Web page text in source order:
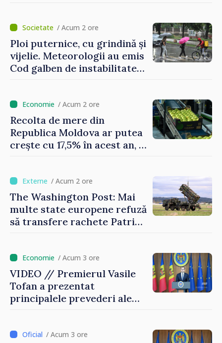
/ Acum 2 ore
Ploi puternice, cu grindină și
vijelie. Meteorologii au emis
Cod galben de instabilitate
/ Acum 2 ore
Recolta de mere din
Republica Moldova ar putea
crește cu 17,5% în acest an, în
/ Acum 2 ore
The Washington Post: Mai
multe state europene refuză
să transfere rachete Patriot
/ Acum 3 ore
VIDEO // Premierul Vasile
Tofan a prezentat
principalele prevederi ale
/ Acum 3 ore